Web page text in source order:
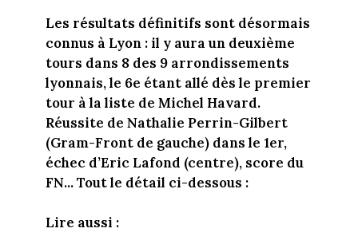
Les résultats définitifs sont désormais
connus à Lyon : il y aura un deuxième
tours dans 8 des 9 arrondissements
lyonnais, le 6e étant allé dès le premier
tour à la liste de Michel Havard.
Réussite de Nathalie Perrin-Gilbert
(Gram-Front de gauche) dans le 1er,
échec d’Eric Lafond (centre), score du
FN...Tout le détail ci-dessous :
Lire aussi :